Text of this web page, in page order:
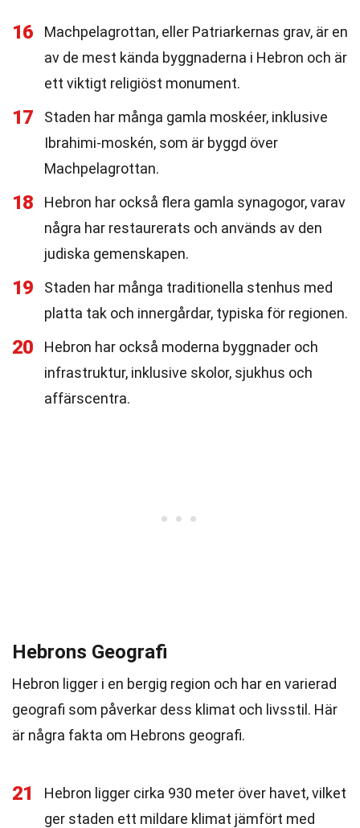
16
Machpelagrottan, eller Patriarkernas grav, är en
av de mest kända byggnaderna i Hebron och är
ett viktigt religiöst monument.
17
Staden har många gamla moskéer, inklusive
Ibrahimi-moskén, som är byggd över
Machpelagrottan.
18
Hebron har också flera gamla synagogor, varav
några har restaurerats och används av den
judiska gemenskapen.
19
Staden har många traditionella stenhus med
platta tak och innergårdar, typiska för regionen.
20
Hebron har också moderna byggnader och
infrastruktur, inklusive skolor, sjukhus och
affärscentra.
Hebrons Geografi
Hebron ligger i en bergig region och har en varierad
geografi som påverkar dess klimat och livsstil. Här
är några fakta om Hebrons geografi.
21
Hebron ligger cirka 930 meter över havet, vilket
ger staden ett mildare klimat jämfört med